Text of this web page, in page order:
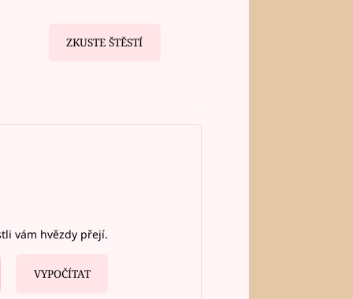
ZKUSTE ŠTĚSTÍ
vám hvězdy přejí.
VYPOČÍTAT